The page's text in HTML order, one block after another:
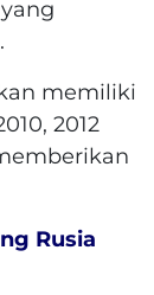
memiliki
2012
Rusia